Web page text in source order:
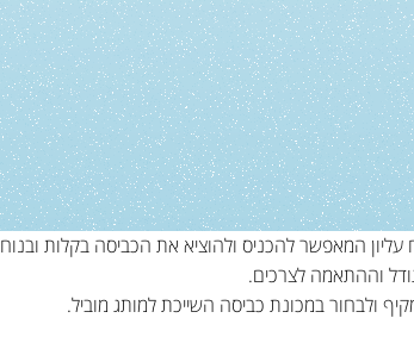
המאפשר להכניס ולהוציא את הכביסה בקלות
וההתאמה לצרכים.
ולבחור במכונת כביסה השייכת למותג מוביל.